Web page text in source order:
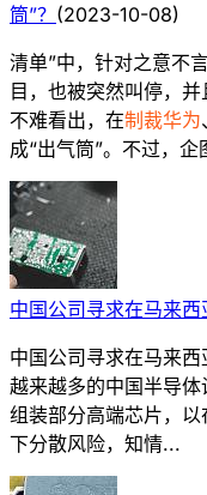
筒”？ (2023-10-08)
清单”中，针对之意不
目，也被突然叫停，并
不难看出，在制裁华为
成“出气筒”。不过，
中国公司寻求在马来
中国公司寻求在马来
越来越多的中国半导
组装部分高端芯片，以
下分散风险，知情...